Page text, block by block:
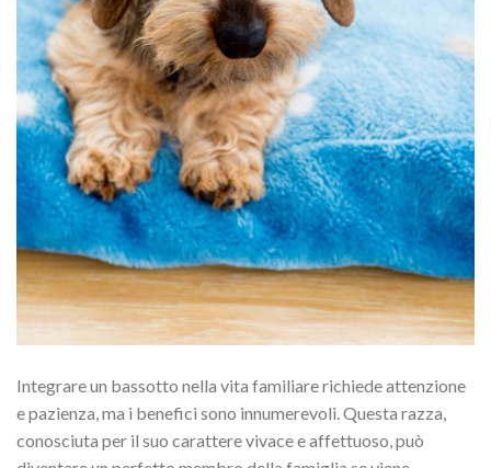
Integrare un bassotto nella vita familiare richiede attenzione
e pazienza, ma i benefici sono innumerevoli. Questa razza,
conosciuta per il suo carattere vivace e affettuoso, può